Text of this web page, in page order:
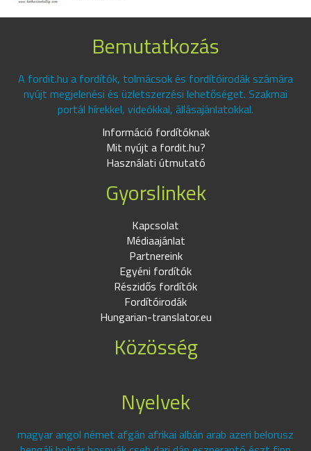
Bemutatkozás
A fordit.hu a fordítók, tolmácsok és fordítóirodák számára
nyújt megjelenési és üzletszerzési lehetőséget. Szakmai
portál hírekkel, videókkal, állásajánlatokkal.
Információ fordítóknak
Mit nyújt a fordit.hu?
Használati útmutató
Gyorslinkek
Kapcsolat
Médiaajánlat
Partnereink
Egyéni fordítók
Részidős fordítók
Fordítóirodák
Hungarian-translator.eu
Közösség
Nyelvek
magyar angol német afgán afrikai albán arab azeri belorusz